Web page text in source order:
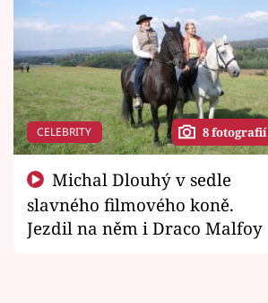
CELEBRITY 8 fotografií
slavného filmového koně.
Jezdil na něm i Draco Malfoy